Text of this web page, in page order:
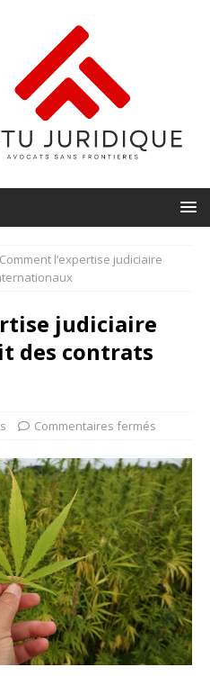
Comment l’expertise judiciaire
judiciaire
des contrats
Commentaires fermés